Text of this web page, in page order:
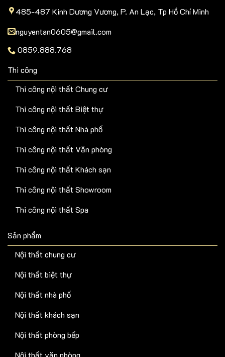
485-487 Kinh Dương Vương, P. An Lạc, Tp Hồ Chí Minh
nguyentan0605@gmail.com
0859.888.768
Thi công
Thi công nội thất Chung cư
Thi công nội thất Biệt thự
Thi công nội thất Nhà phố
Thi công nội thất Văn phòng
Thi công nội thất Khách sạn
Thi công nội thất Showroom
Thi công nội thất Spa
Sản phẩm
Nội thất chung cư
Nội thất biệt thự
Nội thất nhà phố
Nội thất khách sạn
Nội thất phòng bếp